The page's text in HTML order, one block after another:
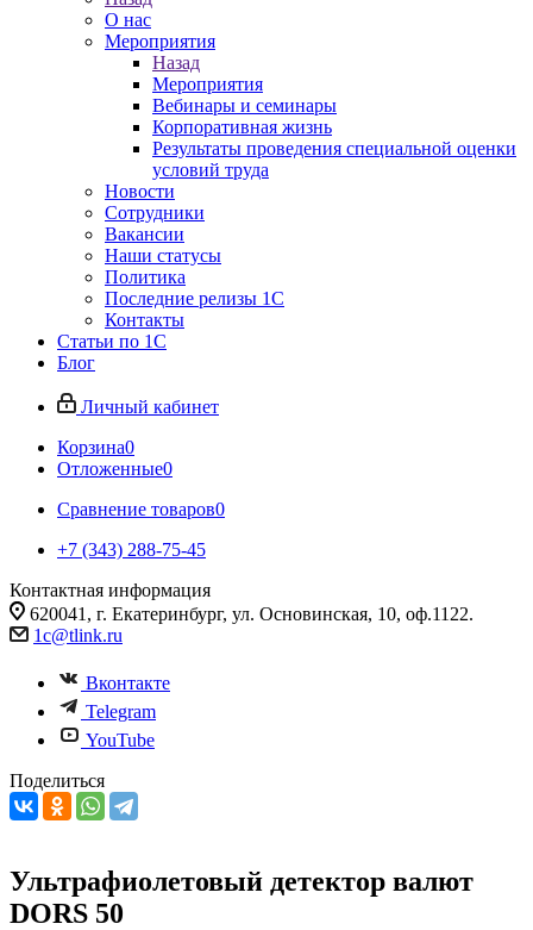
О нас
Мероприятия
Назад
Мероприятия
Вебинары и семинары
Корпоративная жизнь
Результаты проведения специальной оценки
условий труда
Новости
Сотрудники
Вакансии
Наши статусы
Политика
Последние релизы 1C
Контакты
Статьи по 1С
Блог
Личный кабинет
Корзина0
Отложенные0
Сравнение товаров0
+7 (343) 288-75-45
Контактная информация
620041, г. Екатеринбург, ул. Основинская, 10, оф.1122.
1c@tlink.ru
Вконтакте
Telegram
YouTube
Поделиться
Ультрафиолетовый детектор валют
DORS 50